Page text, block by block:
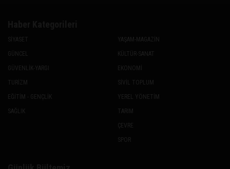
SİYASET
GÜNCEL
GÜVENLİK-YARGI
TURİZM
EĞİTİM - GENÇLİK
SAĞLIK
YAŞAM-MAGAZİN
KÜLTÜR-SANAT
EKONOMİ
SİVİL TOPLUM
YEREL YÖNETİM
TARIM
ÇEVRE
SPOR